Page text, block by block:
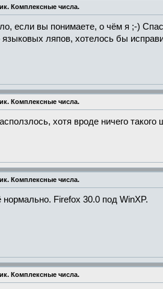
Комплексные числа.
если вы понимаете, о чём я ;-)
ляпов, хотелось бы
Комплексные числа.
хотя вроде ничего
Комплексные числа.
нормально. Firefox 30.0 под WinXP.
Комплексные числа.